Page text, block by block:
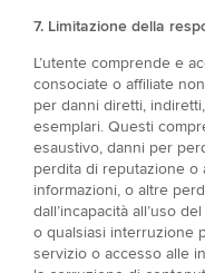
7. Limitazione della
L’utente comprende e
consociate o affiliate
per danni diretti,
esemplari. Questi
esaustivo, danni per
perdita di reputazione o
informazioni, o altre
dall’incapacità all’uso
o qualsiasi interruzione
servizio o accesso alle